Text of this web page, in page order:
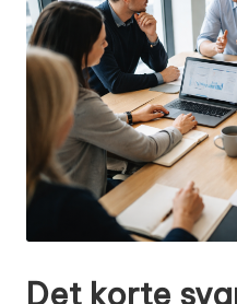
Det korte